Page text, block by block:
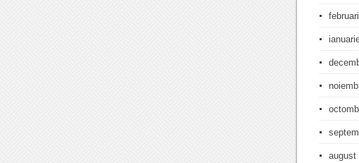
august